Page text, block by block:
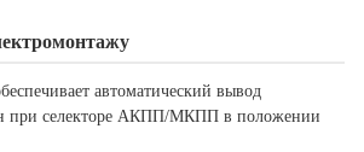
автоматический вывод
при селекторе АКПП/МКПП в положении